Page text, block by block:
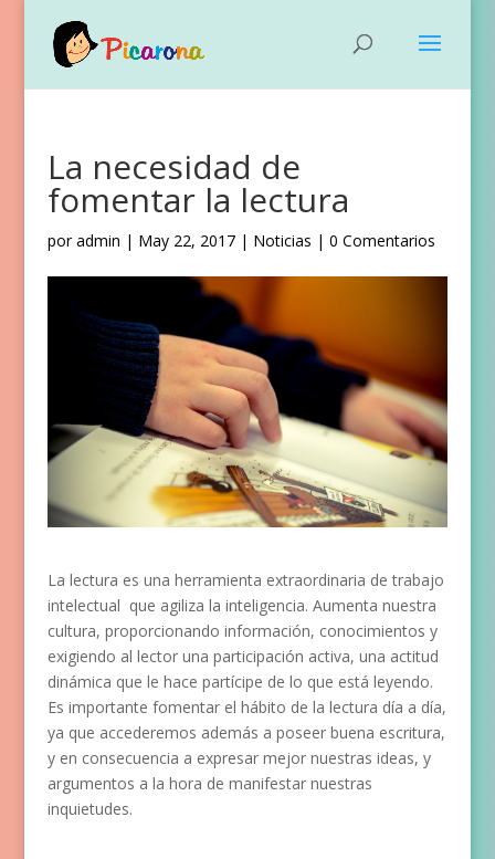
La necesidad de
fomentar la lectura
poradmin | May 22, 2017| Noticias | 0 Comentarios
La lectura es una herramienta extraordinaria de trabajo
intelectual que agiliza la inteligencia. Aumenta nuestra
cultura, proporcionando información, conocimientos y
exigiendo al lector una participación activa, una actitud
dinámica que le hace partícipe de lo que está leyendo.
Es importante fomentar el hábito de la lectura día a día,
ya que accederemos además a poseer buena escritura,
y en consecuencia a expresar mejor nuestras ideas, y
argumentos a la hora de manifestar nuestras
inquietudes.